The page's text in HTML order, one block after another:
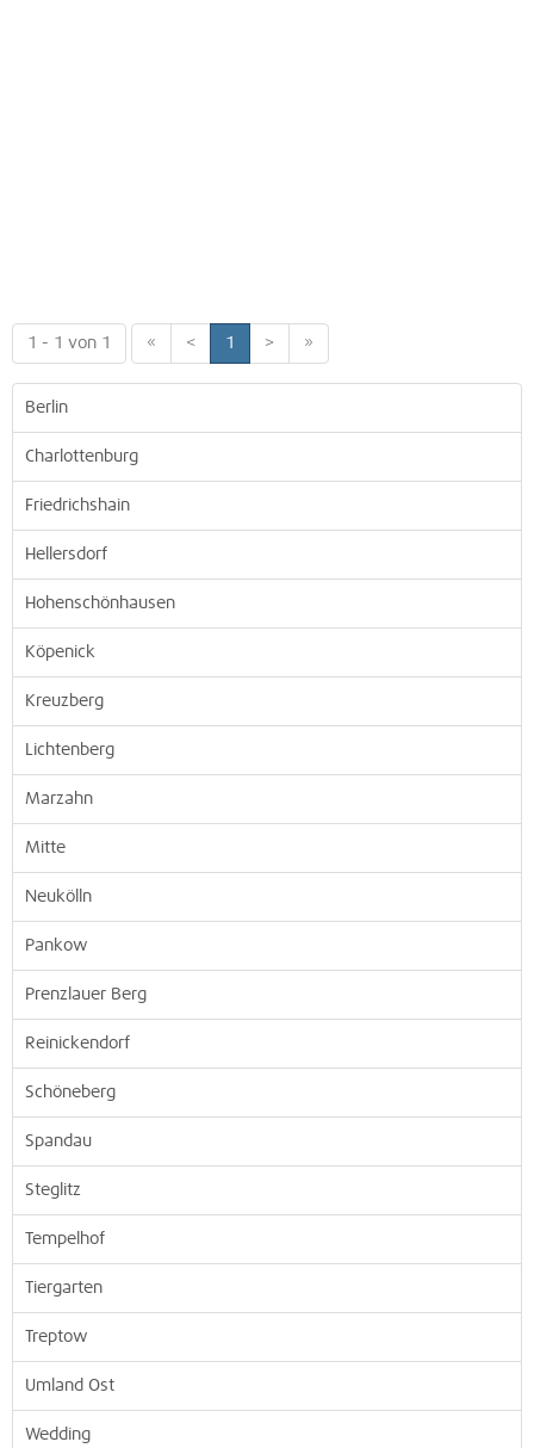
1 - 1 von 1 « < 1 > »
Berlin
Charlottenburg
Friedrichshain
Hellersdorf
Hohenschönhausen
Köpenick
Kreuzberg
Lichtenberg
Marzahn
Mitte
Neukölln
Pankow
Prenzlauer Berg
Reinickendorf
Schöneberg
Spandau
Steglitz
Tempelhof
Tiergarten
Treptow
Umland Ost
Wedding